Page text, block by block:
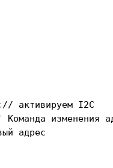
активируем I2C
Команда изменения
адрес